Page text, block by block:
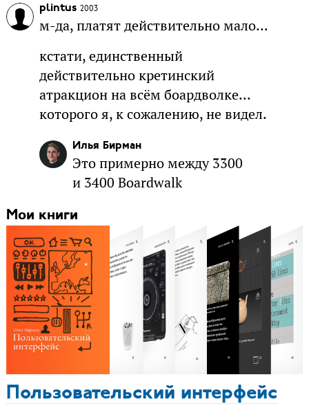
plintus 2003
м-да, платят действительно мало...
кстати, единственный
действительно кретинский
атракцион на всём боардволке...
которого я, к сожалению, не видел.
Илья Бирман
Это примерно между 3300
и 3400 Boardwalk
Мои книги
Пользовательский интерфейс